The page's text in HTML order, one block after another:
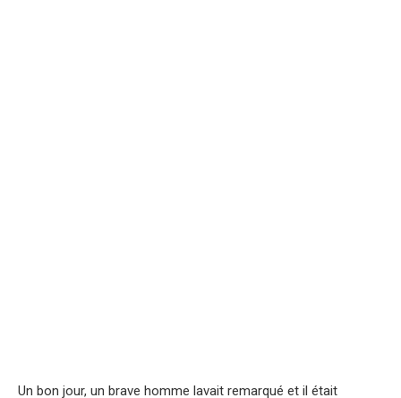
Un bon jour, un brave homme lavait remarqué et il était